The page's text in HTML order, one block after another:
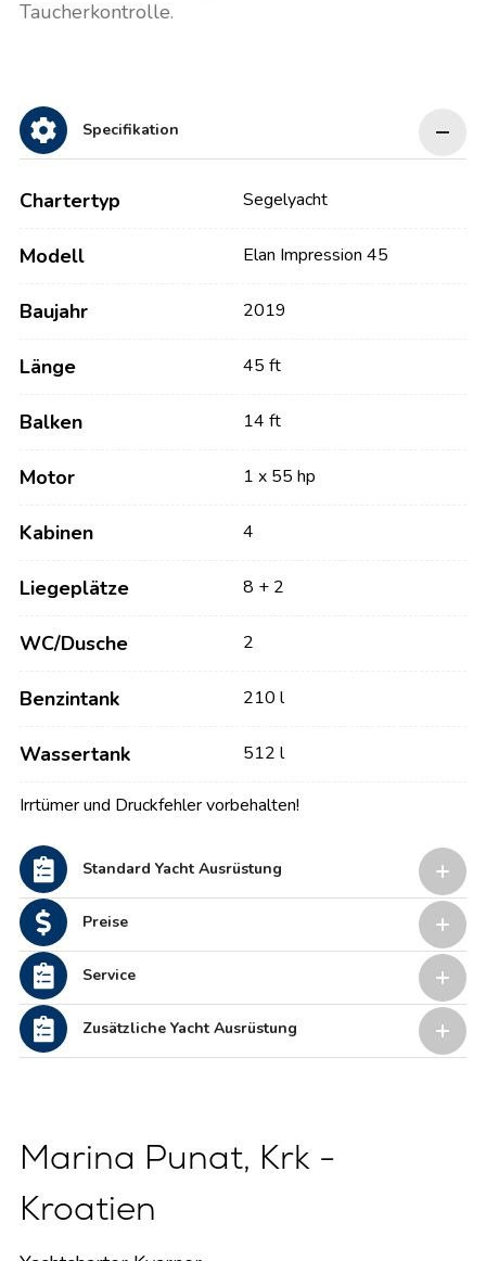
Taucherkontrolle.
Specifikation
Chartertyp Segelyacht
Modell Elan Impression 45
Baujahr 2019
Länge 45 ft
Balken 14 ft
Motor 1 x 55 hp
Kabinen 4
Liegeplätze 8 + 2
WC/Dusche 2
Benzintank 210 l
Wassertank 512 l
Irrtümer und Druckfehler vorbehalten!
Standard Yacht Ausrüstung
Preise
Service
Zusätzliche Yacht Ausrüstung
Marina Punat, Krk -
Kroatien